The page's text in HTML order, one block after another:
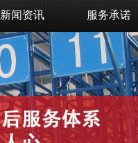
新闻资讯 服务承诺